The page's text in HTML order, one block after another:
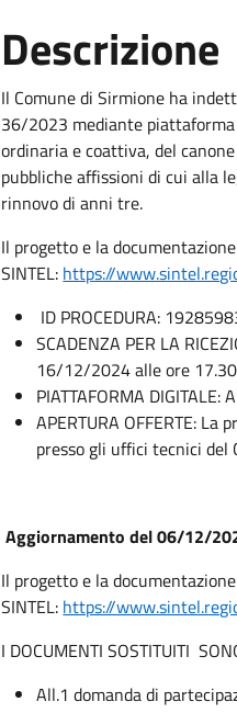
Descrizione
Il Comune di Sirmione ha
36/2023 mediante piattaforma
ordinaria e coattiva, del
pubbliche affissioni di cui alla
rinnovo di anni tre.
Il progetto e la
SINTEL: https://
ID PROCEDURA:
SCADENZA PER LA
16/12/2024 alle ore
PIATTAFORMA DIGITALE:
APERTURA OFFERTE:
presso gli uffici tecnici del
Aggiornamento del 06/12/
Il progetto e la
SINTEL: https://
I DOCUMENTI SOSTITUITI
All.1 domanda di